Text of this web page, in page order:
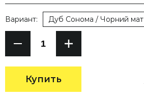
Купить
Вариант: Дуб Сонома / Чорний мат